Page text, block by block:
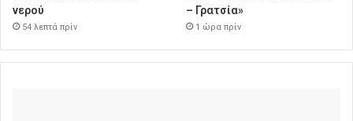
νερού
54 λεπτά πρίν
– Γρατσία»
1 ώρα πρίν